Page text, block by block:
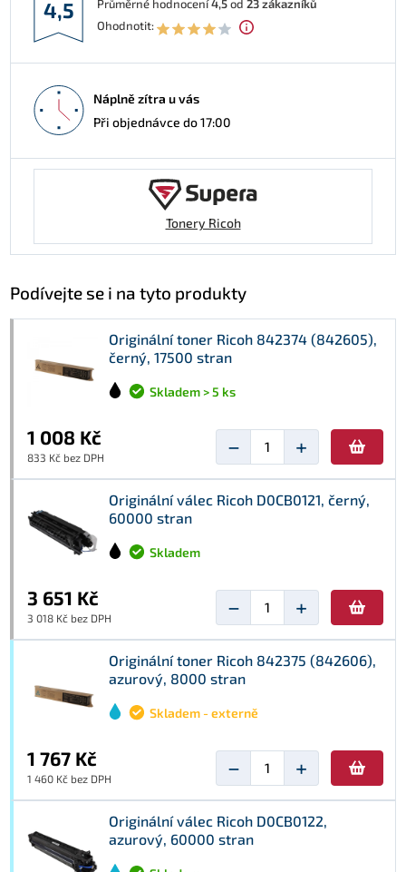
4,5 Průměrné hodnocení4,5od 23zákazníků
Ohodnotit:
Náplně zítra u vás
Při objednávce do 17:00
Tonery Ricoh
Podívejte se i na tyto produkty
Originální toner Ricoh 842374 (842605),
černý, 17500 stran
Skladem > 5 ks
1 008 Kč
833 Kč bez DPH − +
Originální válec Ricoh D0CB0121, černý,
60000 stran
Skladem
3 651 Kč
3 018 Kč bez DPH − +
Originální toner Ricoh 842375 (842606),
azurový, 8000 stran
Skladem - externě
1 767 Kč
1 460 Kč bez DPH − +
Originální válec Ricoh D0CB0122,
azurový, 60000 stran